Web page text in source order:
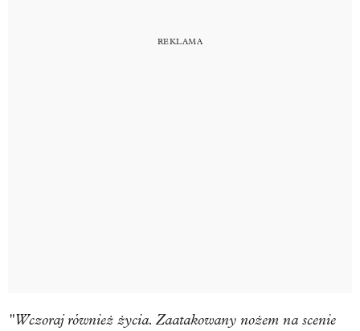
"Wczoraj również życia. Zaatakowany nożem na scenie